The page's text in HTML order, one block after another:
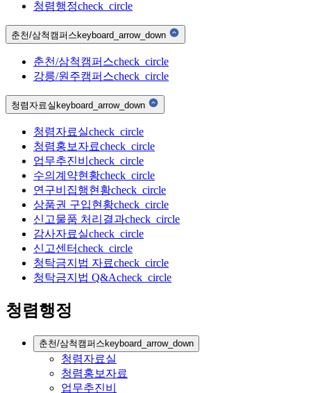
청렴행정check_circle
춘천/삼척캠퍼스keyboard_arrow_down
춘천/삼척캠퍼스check_circle
강릉/원주캠퍼스check_circle
청렴자료실keyboard_arrow_down
청렴자료실check_circle
청렴홍보자료check_circle
업무추진비 check_circle
수의계약현황check_circle
연구비집행현황check_circle
상품권 구입현황check_circle
신고물품 처리결과check_circle
감사자료실check_circle
신고센터check_circle
청탁금지법 자료check_circle
청탁금지법 Q&Acheck_circle
청렴행정
춘천/삼척캠퍼스keyboard_arrow_down
청렴자료실
청렴홍보자료
업무추진비